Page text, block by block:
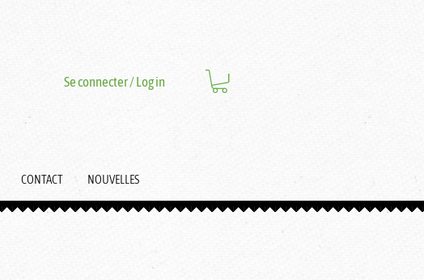
Se connecter / Log in
CONTACT NOUVELLES